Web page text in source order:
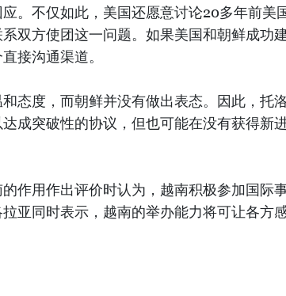
。不仅如此，美国还愿意讨论20多年前美
双方使团这一问题。如果美国和朝鲜成功
接沟通渠道。
态度，而朝鲜并没有做出表态。因此，托
成突破性的协议，但也可能在没有获得新
作用作出评价时认为，越南积极参加国际
亚同时表示，越南的举办能力将可让各方